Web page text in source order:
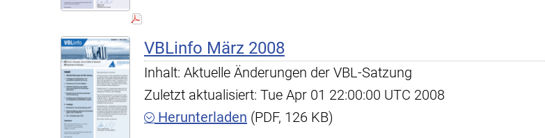
VBLinfo März 2008
Inhalt: Aktuelle Änderungen der VBL-Satzung
Zuletzt aktualisiert: Tue Apr 01 22:00:00 UTC 2008
Herunterladen (PDF, 126 KB)